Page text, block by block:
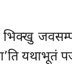
यथाभूतं